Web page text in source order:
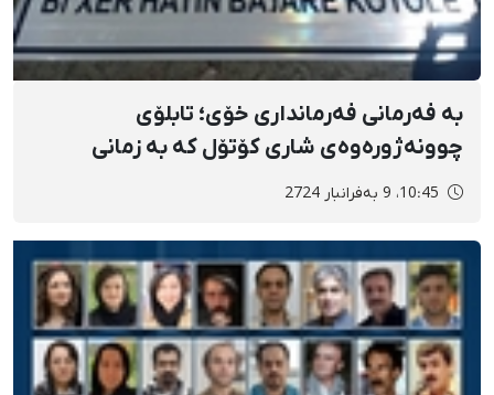
بە فەرمانی فەرمانداری خۆی؛ تابلۆی
چوونەژورەوەی شاری کۆتۆل کە بە زمانی
کوردی نوسرابوو لابردرا
10:45، 9 بەفرانبار 2724